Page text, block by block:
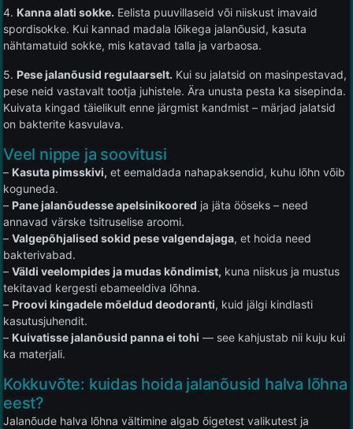
4. Kanna alati sokke. Eelista puuvillaseid või niiskust imavaid
spordisokke. Kui kannad madala lõikega jalanõusid, kasuta
nähtamatuid sokke, mis katavad talla ja varbaosa.
5. Pese jalanõusid regulaarselt. Kui su jalatsid on masinpestavad,
pese neid vastavalt tootja juhistele. Ära unusta pesta ka sisepinda.
Kuivata kingad täielikult enne järgmist kandmist – märjad jalatsid
on bakterite kasvulava.
Veel nippe ja soovitusi
– Kasuta pimsskivi, et eemaldada nahapaksendid, kuhu lõhn võib
koguneda.
– Pane jalanõudesse apelsinikoored ja jäta ööseks – need
annavad värske tsitruselise aroomi.
– Valgepõhjalised sokid pese valgendajaga, et hoida need
bakterivabad.
– Väldi veelompides ja mudas kõndimist, kuna niiskus ja mustus
tekitavad kergesti ebameeldiva lõhna.
– Proovi kingadele mõeldud deodoranti, kuid jälgi kindlasti
kasutusjuhendit.
– Kuivatisse jalanõusid panna ei tohi — see kahjustab nii kuju kui
ka materjali.
Kokkuvõte: kuidas hoida jalanõusid halva lõhna
eest?
Jalanõude halva lõhna vältimine algab õigetest valikutest ja